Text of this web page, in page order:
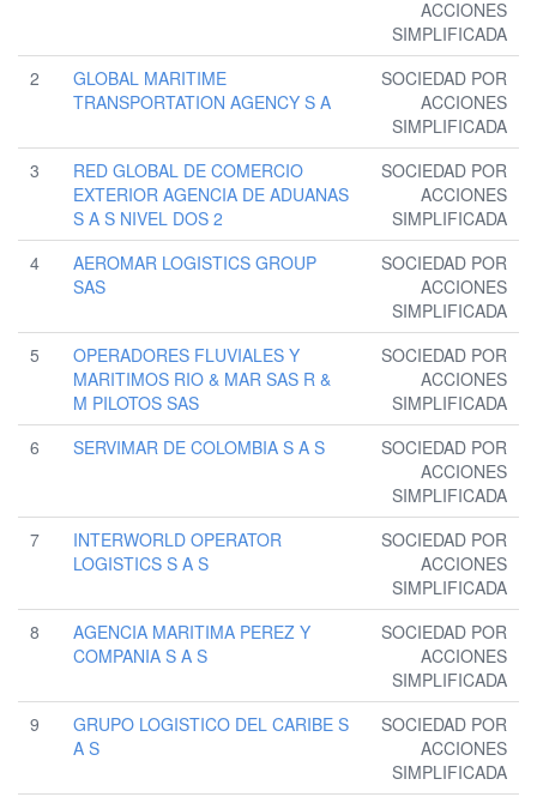
ACCIONES
SIMPLIFICADA
2
GLOBAL MARITIME
TRANSPORTATION AGENCY S A
SOCIEDAD POR
ACCIONES
SIMPLIFICADA
3
RED GLOBAL DE COMERCIO
EXTERIOR AGENCIA DE ADUANAS
S A S NIVEL DOS 2
SOCIEDAD POR
ACCIONES
SIMPLIFICADA
4
AEROMAR LOGISTICS GROUP
SAS
SOCIEDAD POR
ACCIONES
SIMPLIFICADA
5
OPERADORES FLUVIALES Y
MARITIMOS RIO & MAR SAS R &
M PILOTOS SAS
SOCIEDAD POR
ACCIONES
SIMPLIFICADA
6
SERVIMAR DE COLOMBIA S A S
SOCIEDAD POR
ACCIONES
SIMPLIFICADA
7
INTERWORLD OPERATOR
LOGISTICS S A S
SOCIEDAD POR
ACCIONES
SIMPLIFICADA
8
AGENCIA MARITIMA PEREZ Y
COMPANIA S A S
SOCIEDAD POR
ACCIONES
SIMPLIFICADA
9
GRUPO LOGISTICO DEL CARIBE S
A S
SOCIEDAD POR
ACCIONES
SIMPLIFICADA